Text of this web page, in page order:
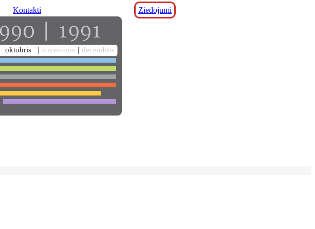
Kontakti Ziedojumi
oktobris novembris decembris